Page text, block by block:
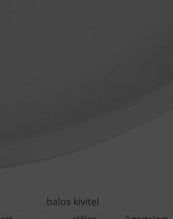
balos kivitel